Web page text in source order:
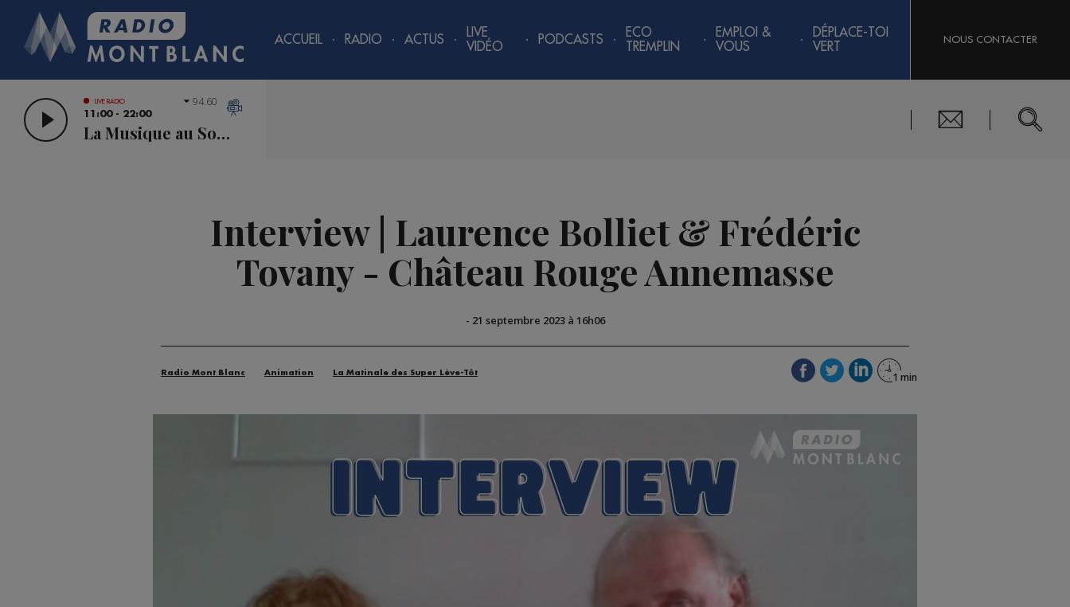
ACCUEIL RADIO ACTUS
LIVE
VIDÉO
PODCASTS
ECO
TREMPLIN
EMPLOI &
VOUS
DÉPLACE-TOI
VERT
NOUS CONTACTER
LIVE RADIO
11:00 - 22:00
La Musique au Sommet
94.60
Interview | Laurence Bolliet & Frédéric
Tovany - Château Rouge Annemasse
- 21 septembre 2023 à 16h06
Radio Mont Blanc Animation La Matinale des Super Lève-Tôt